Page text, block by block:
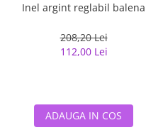
Inel argint reglabil balena
208,20 Lei
112,00 Lei
ADAUGA IN COS